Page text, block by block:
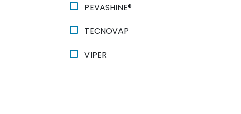
PEVASHINE®
TECNOVAP
VIPER